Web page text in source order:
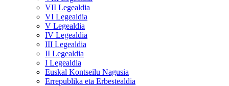
VII Legealdia
VI Legealdia
V Legealdia
IV Legealdia
III Legealdia
II Legealdia
I Legealdia
Euskal Kontseilu Nagusia
Errepublika eta Erbestealdia